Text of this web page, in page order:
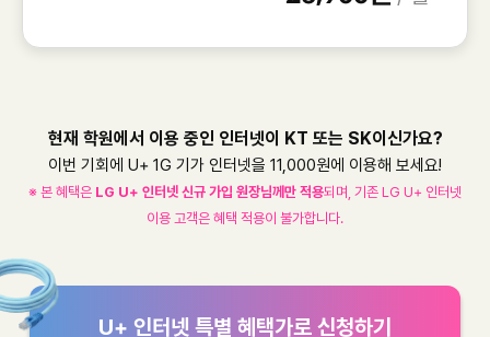
현재 학원에서 이용 중인 인터넷이 KT 또는 SK이신가요?
이번 기회에 U+ 1G 기가 인터넷을 11,000원에 이용해 보세요!
※ 본 혜택은 LG U+ 인터넷 신규 가입 원장님께만 적용되며, 기존 LG U+ 인터넷
이용 고객은 혜택 적용이 불가합니다.
U+ 인터넷 특별 혜택가로 신청하기